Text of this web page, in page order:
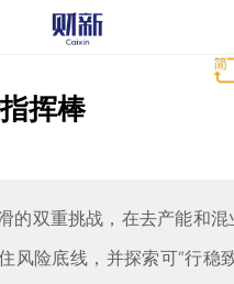
挥棒
的双重挑战，在去产能和
风险底线，并探索可“行稳